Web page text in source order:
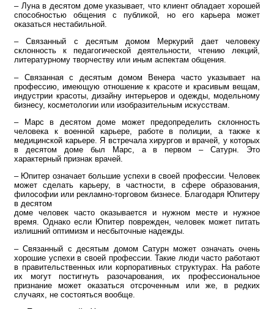
– Луна в десятом доме указывает, что клиент обладает хорошей
способностью общения с публикой, но его карьера может
оказаться нестабильной.
– Связанный с десятым домом Меркурий дает человеку
склонность к педагогической деятельности, чтению лекций,
литературному творчеству или иным аспектам общения.
– Связанная с десятым домом Венера часто указывает на
профессию, имеющую отношение к красоте и красивым вещам,
индустрии красоты, дизайну интерьеров и одежды, модельному
бизнесу, косметологии или изобразительным искусствам.
– Марс в десятом доме может предопределить склонность
человека к военной карьере, работе в полиции, а также к
медицинской карьере. Я встречала хирургов и врачей, у которых
в десятом доме был Марс, а в первом – Сатурн. Это
характерный признак врачей.
– Юпитер означает большие успехи в своей профессии. Человек
может сделать карьеру, в частности, в сфере образования,
философии или рекламно-торговом бизнесе. Благодаря Юпитеру
в десятом
доме человек часто оказывается и нужном месте и нужное
время. Однако если Юпитер поврежден, человек может питать
излишний оптимизм и несбыточные надежды.
– Связанный с десятым домом Сатурн может означать очень
хорошие успехи в своей профессии. Такие люди часто работают
в правительственных или корпоративных структурах. На работе
их могут постигнуть разочарования, их профессиональное
признание может оказаться отсроченным или же, в редких
случаях, не состояться вообще.